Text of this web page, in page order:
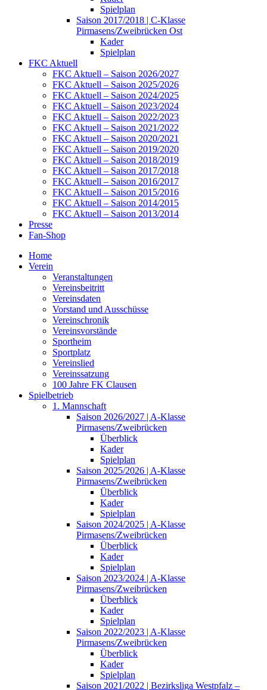
Spielplan
Saison 2017/2018 | C-Klasse
Pirmasens/Zweibrücken Ost
Kader
Spielplan
FKC Aktuell
FKC Aktuell – Saison 2026/2027
FKC Aktuell – Saison 2025/2026
FKC Aktuell – Saison 2024/2025
FKC Aktuell – Saison 2023/2024
FKC Aktuell – Saison 2022/2023
FKC Aktuell – Saison 2021/2022
FKC Aktuell – Saison 2020/2021
FKC Aktuell – Saison 2019/2020
FKC Aktuell – Saison 2018/2019
FKC Aktuell – Saison 2017/2018
FKC Aktuell – Saison 2016/2017
FKC Aktuell – Saison 2015/2016
FKC Aktuell – Saison 2014/2015
FKC Aktuell – Saison 2013/2014
Presse
Fan-Shop
Home
Verein
Veranstaltungen
Vereinsbeitritt
Vereinsdaten
Vorstand und Ausschüsse
Vereinschronik
Vereinsvorstände
Sportheim
Sportplatz
Vereinslied
Vereinssatzung
100 Jahre FK Clausen
Spielbetrieb
1. Mannschaft
Saison 2026/2027 | A-Klasse
Pirmasens/Zweibrücken
Überblick
Kader
Spielplan
Saison 2025/2026 | A-Klasse
Pirmasens/Zweibrücken
Überblick
Kader
Spielplan
Saison 2024/2025 | A-Klasse
Pirmasens/Zweibrücken
Überblick
Kader
Spielplan
Saison 2023/2024 | A-Klasse
Pirmasens/Zweibrücken
Überblick
Kader
Spielplan
Saison 2022/2023 | A-Klasse
Pirmasens/Zweibrücken
Überblick
Kader
Spielplan
Saison 2021/2022 | Bezirksliga Westpfalz –